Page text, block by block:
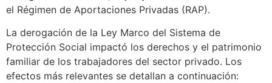
el Régimen de Aportaciones Privadas (RAP).
La derogación de la Ley Marco del Sistema de
Protección Social impactó los derechos y el patrimonio
familiar de los trabajadores del sector privado. Los
efectos más relevantes se detallan a continuación: